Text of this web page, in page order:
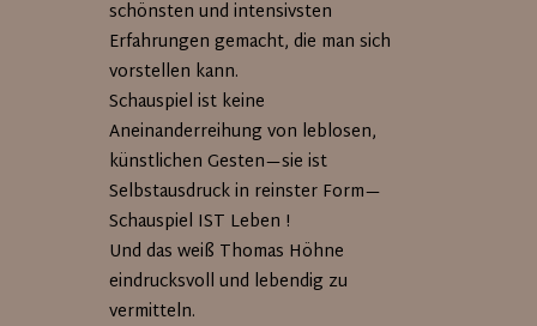
schönsten und intensivsten
Erfahrungen gemacht, die man sich
vorstellen kann.
Schauspiel ist keine
Aneinanderreihung von leblosen,
künstlichen Gesten—sie ist
Selbstausdruck in reinster Form—
Schauspiel IST Leben !
Und das weiß Thomas Höhne
eindrucksvoll und lebendig zu
vermitteln.